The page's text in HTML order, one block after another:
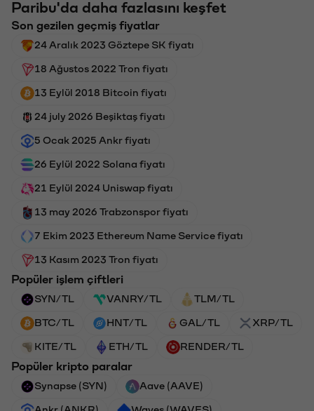
Paribu'da daha fazlasını keşfet
Son gezilen geçmiş fiyatlar
24 Aralık 2023 Göztepe SK fiyatı
18 Ağustos 2022 Tron fiyatı
13 Eylül 2018 Bitcoin fiyatı
24 july 2026 Beşiktaş fiyatı
5 Ocak 2025 Ankr fiyatı
26 Eylül 2022 Solana fiyatı
21 Eylül 2024 Uniswap fiyatı
13 may 2026 Trabzonspor fiyatı
7 Ekim 2023 Ethereum Name Service fiyatı
13 Kasım 2023 Tron fiyatı
Popüler işlem çiftleri
SYN/TL VANRY/TL TLM/TL
BTC/TL HNT/TL GAL/TL XRP/TL
KITE/TL ETH/TL RENDER/TL
Popüler kripto paralar
Synapse (SYN) Aave (AAVE)